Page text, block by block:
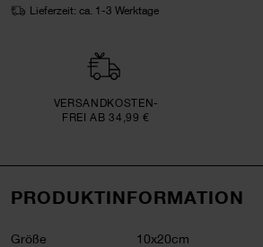
Lieferzeit: ca. 1-3 Werktage
VERSAND­KOSTEN­
FREI AB 34,99 €
PRODUKTINFORMATION
Größe 10x20cm